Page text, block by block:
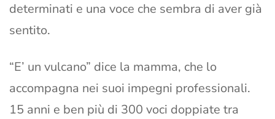
determinati e una voce che sembra di aver già
sentito.
“E’ un vulcano” dice la mamma, che lo
accompagna nei suoi impegni professionali.
15 anni e ben più di 300 voci doppiate tra